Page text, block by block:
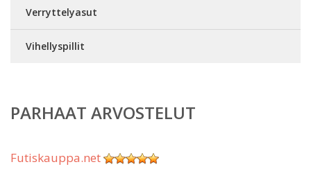
Verryttelyasut
Vihellyspillit
PARHAAT ARVOSTELUT
Futiskauppa.net